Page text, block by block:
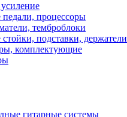
педали, процессоры
темброблоки
подставки, держатели
комплектующие
гитарные системы